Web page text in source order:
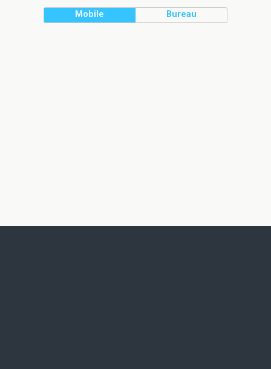
Mobile Bureau